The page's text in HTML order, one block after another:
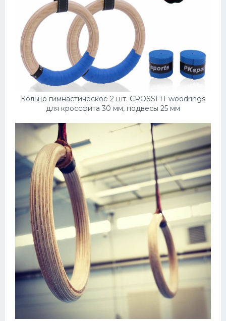
Кольцо гимнастическое 2 шт. CROSSFIT woodrings
для кроссфита 30 мм, подвесы 25 мм